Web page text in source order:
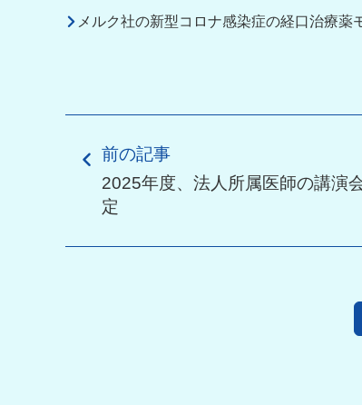
メルク社の新型コロナ感染症の経口治療薬
前の記事
2025年度、法人所属医師の講演
定